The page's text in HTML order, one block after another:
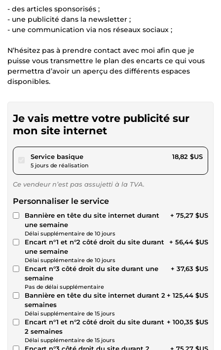
- des articles sponsorisés ;
- une publicité dans la newsletter ;
- une communication via nos réseaux sociaux ;
N’hésitez pas à prendre contact avec moi afin que je
puisse vous transmettre le plan des encarts ce qui vous
permettra d’avoir un aperçu des différents espaces
disponibles.
Je vais mettre votre publicité sur
mon site internet
Service basiquepour 17,34 $US
5 jours de réalisation
18,82 $US
Ce vendeur n’est pas assujetti à la TVA.
Personnaliser le service
Bannière en tête du site internet durant
une semaine
Délai supplémentaire de 10 jours
+ 75,27 $US
Encart n°1 et n°2 côté droit du site durant
une semaine
Délai supplémentaire de 10 jours
+ 56,44 $US
Encart n°3 côté droit du site durant une
semaine
Pas de délai supplémentaire
+ 37,63 $US
Bannière en tête du site internet durant 2
semaines
Délai supplémentaire de 15 jours
+ 125,44 $US
Encart n°1 et n°2 côté droit du site durant
2 semaines
Délai supplémentaire de 15 jours
+ 100,35 $US